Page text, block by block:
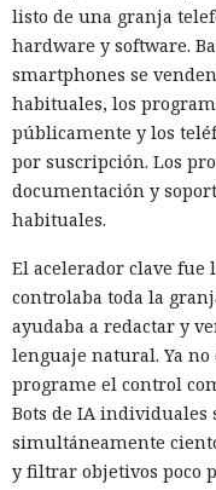
listo de una granja
hardware y software.
smartphones se
habituales, los
públicamente y los
por suscripción. Los
documentación y
habituales.
El acelerador clave fue
controlaba toda la
ayudaba a redactar y
lenguaje natural. Ya
programe el control
Bots de IA individuales
simultáneamente
y filtrar objetivos poco